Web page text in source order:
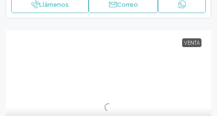
Llámenos Correo
VENTA